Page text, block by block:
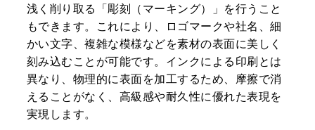
浅く削り取る「彫刻（マーキング）」を行うこと
もできます。これにより、ロゴマークや社名、細
かい文字、複雑な模様などを素材の表面に美しく
刻み込むことが可能です。インクによる印刷とは
異なり、物理的に表面を加工するため、摩擦で消
えることがなく、高級感や耐久性に優れた表現を
実現します。